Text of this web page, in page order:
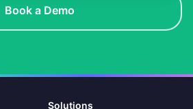
Book a Demo
Solutions